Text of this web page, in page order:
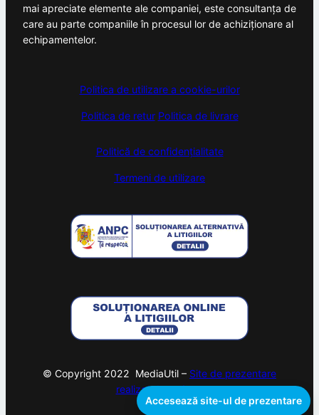
Accesează site-ul de prezentare
mai apreciate elemente ale companiei, este consultanța de
care au parte companiile în procesul lor de achiziționare al
echipamentelor.
Politica de utilizare a cookie-urilor
Politica de retur Politica de livrare
Politică de confidențialitate
Termeni de utilizare
© Copyright 2022 MediaUtil – Site de prezentare
realizat dewebam